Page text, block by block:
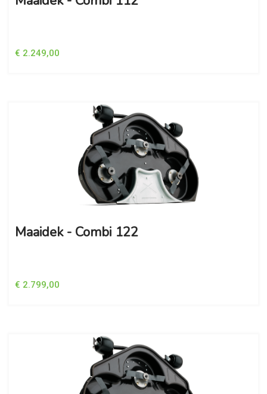
€ 2.249,00
Maaidek - Combi 122
€ 2.799,00